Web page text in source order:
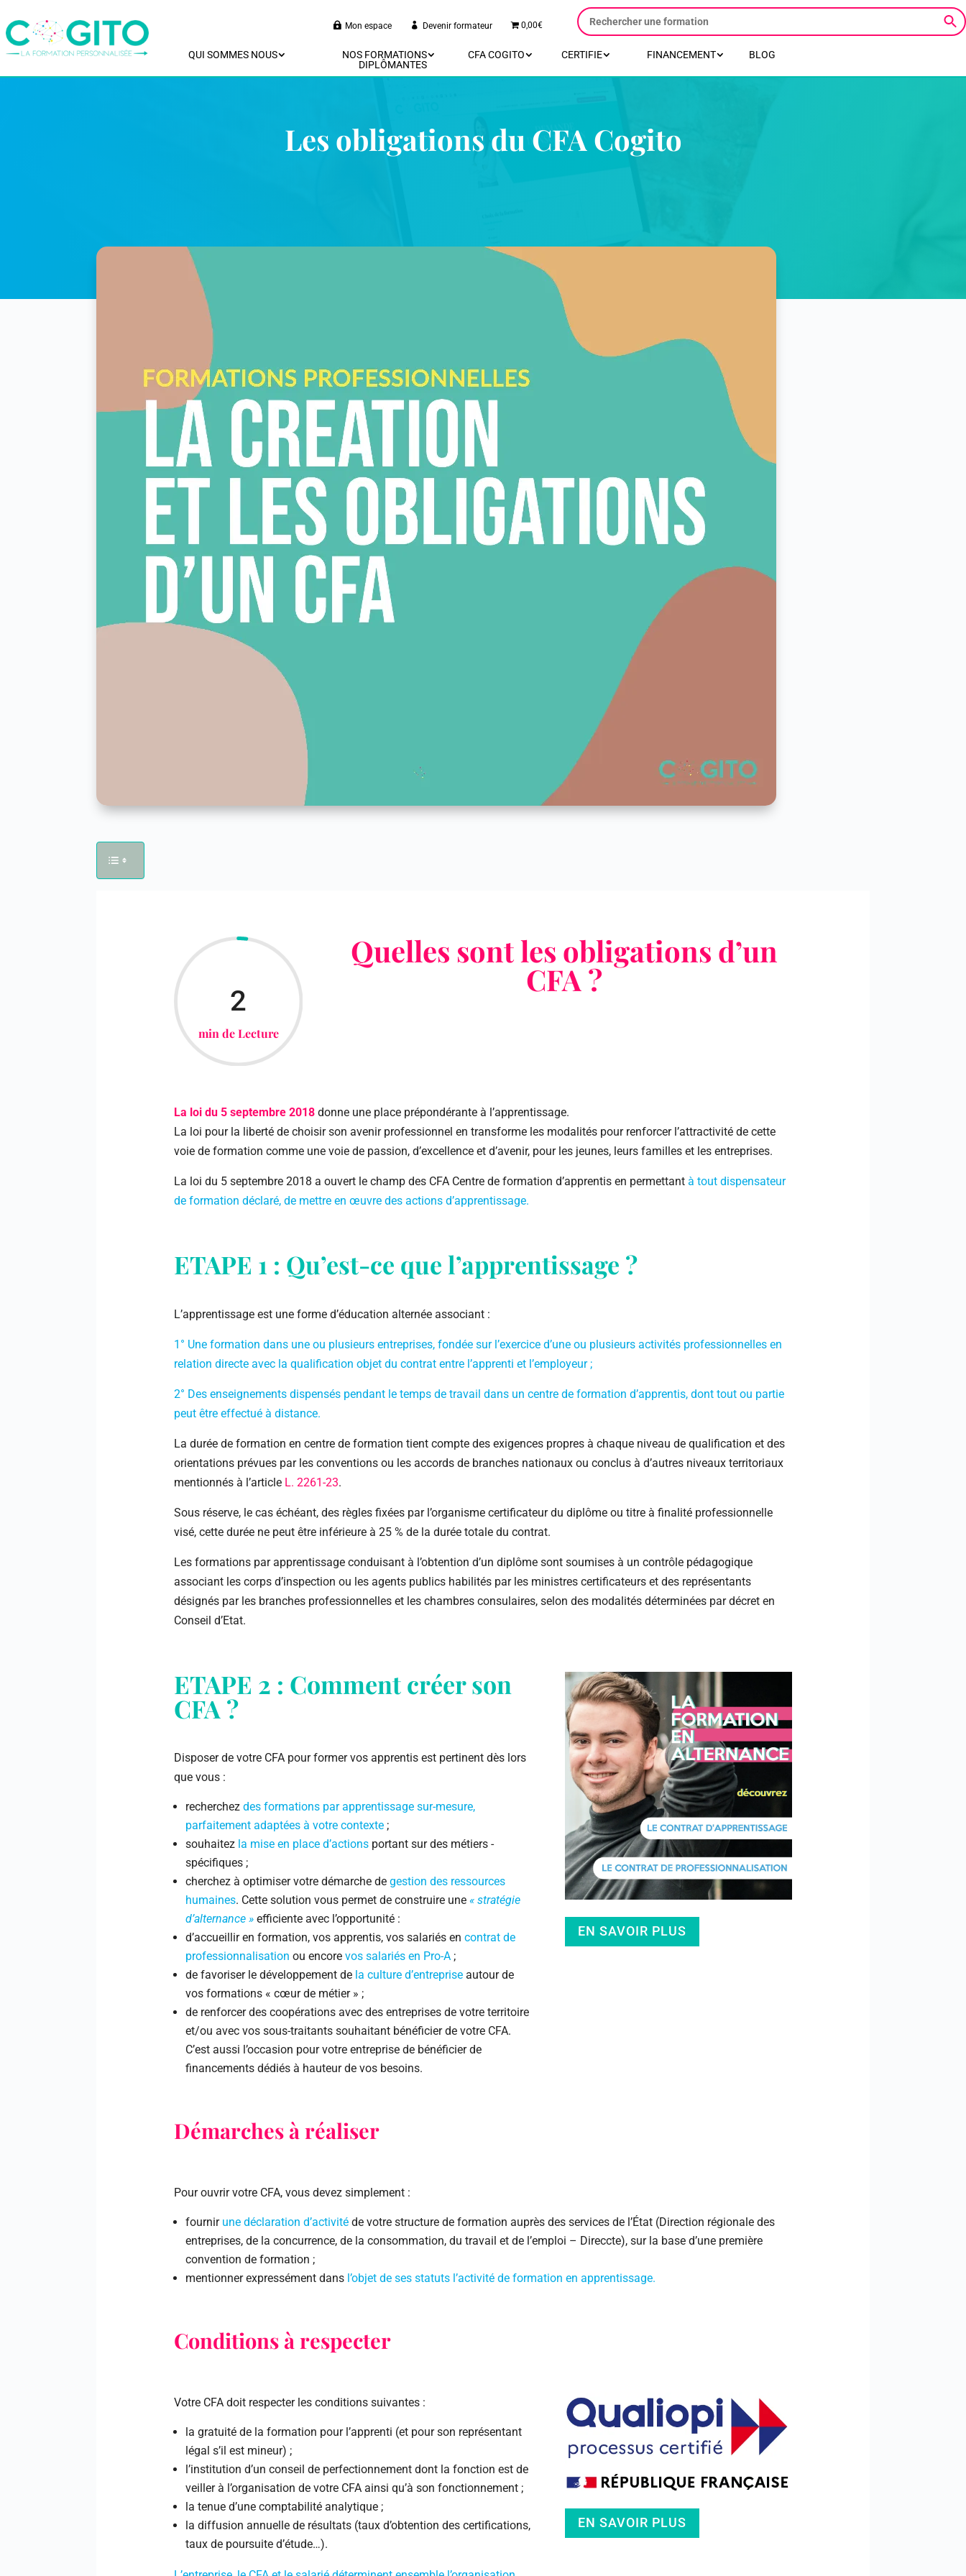
Mon espace Devenir formateur 0,00€
QUI SOMMES NOUS
NOS FORMATIONS
DIPLÔMANTES
CFA COGITO CERTIFIE FINANCEMENT BLOG
Les obligations du CFA Cogito
2
min de Lecture
Quelles sont les obligations d’un
CFA ?
La loi du 5 septembre 2018donne une place prépondérante à l’apprentissage.
La loi pour la liberté de choisir son avenir professionnel en transforme les modalités pour renforcer l’attractivité de cette
voie de formation comme une voie de passion, d’excellence et d’avenir, pour les jeunes, leurs familles et les entreprises.
La loi du 5 septembre 2018 a ouvert le champ des CFACentre de formation d’apprentis en permettant à tout dispensateur
de formation déclaré, de mettre en œuvre des actions d’apprentissage.
ETAPE 1 : Qu’est-ce que l’apprentissage ?
L’apprentissage est une forme d’éducation alternée associant :
1° Une formation dans une ou plusieurs entreprises, fondée sur l’exercice d’une ou plusieurs activités professionnelles en
relation directe avec la qualification objet du contrat entre l’apprenti et l’employeur ;
2° Des enseignements dispensés pendant le temps de travail dans un centre de formation d’apprentis, dont tout ou partie
peut être effectué à distance.
La durée de formation en centre de formation tient compte des exigences propres à chaque niveau de qualification et des
orientations prévues par les conventions ou les accords de branches nationaux ou conclus à d’autres niveaux territoriaux
mentionnés à l’article L. 2261-23.
Sous réserve, le cas échéant, des règles fixées par l’organisme certificateur du diplôme ou titre à finalité professionnelle
visé, cette durée ne peut être inférieure à 25 % de la durée totale du contrat.
Les formations par apprentissage conduisant à l’obtention d’un diplôme sont soumises à un contrôle pédagogique
associant les corps d’inspection ou les agents publics habilités par les ministres certificateurs et des représentants
désignés par les branches professionnelles et les chambres consulaires, selon des modalités déterminées par décret en
Conseil d’Etat.
ETAPE 2 : Comment créer son
CFA ?
Disposer de votre CFA pour former vos apprentis est pertinent dès lors
que vous :
recherchez des formations par apprentissage sur-mesure,
parfaitement adaptées à votre contexte;
souhaitez la mise en place d’actionsportant sur des métiers ­
spécifiques ;
cherchez à optimiser votre démarche de gestion des ressources
humaines. Cette solution vous permet de construire une « stratégie
d’alternance » efficiente avec l’opportunité :
d’accueillir en formation, vos apprentis, vos salariés en contrat de
professionnalisation ou encore vos salariés en Pro-A ;
de favoriser le développement de la culture d’entrepriseautour de
vos formations « cœur de métier » ;
de renforcer des coopérations avec des entreprises de votre territoire
et/ou avec vos sous-traitants souhaitant bénéficier de votre CFA.
C’est aussi l’occasion pour votre entreprise de bénéficier de
financements dédiés à hauteur de vos besoins.
EN SAVOIR PLUS
Démarches à réaliser
Pour ouvrir votre CFA, vous devez simplement :
fournirune déclaration d’activitéde votre structure de formation auprès des services de l’État (Direction régionale des
entreprises, de la concurrence, de la consommation, du travail et de l’emploi – Direccte), sur la base d’une première
convention de formation ;
mentionner expressément dans l’objet de ses statuts l’activité de formation en apprentissage.
Conditions à respecter
Votre CFA doit respecter les conditions suivantes :
la gratuité de la formation pour l’apprenti (et pour son représentant
légal s’il est mineur) ;
l’institution d’un conseil de perfectionnement dont la fonction est de
veiller à l’organisation de votre CFA ainsi qu’à son fonctionnement ;
la tenue d’une comptabilité analytique ;
la diffusion annuelle de résultats (taux d’obtention des certifications,
taux de poursuite d’étude…).
EN SAVOIR PLUS